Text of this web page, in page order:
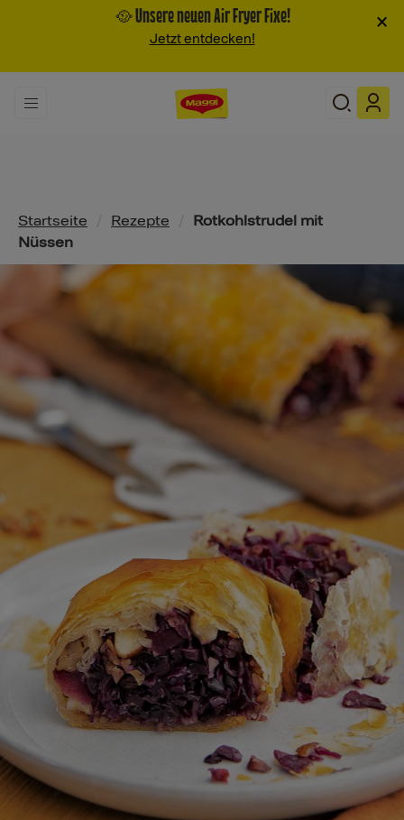
🥘 Unsere neuen Air Fryer Fixe!
Jetzt entdecken!
×
Pfadnavigation
Startseite Rezepte
Rotkohlstrudel mit
Nüssen